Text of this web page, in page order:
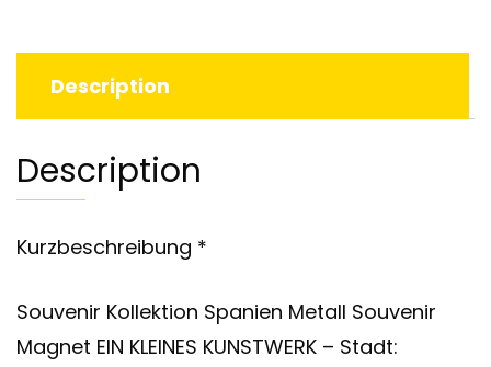
Description
Description
Kurzbeschreibung *
Souvenir Kollektion Spanien Metall Souvenir
Magnet EIN KLEINES KUNSTWERK – Stadt: